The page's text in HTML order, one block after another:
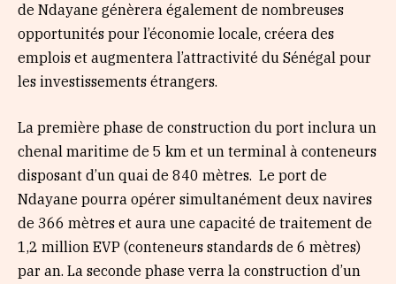
de Ndayane génèrera également de nombreuses
opportunités pour l’économie locale, créera des
emplois et augmentera l’attractivité du Sénégal pour
les investissements étrangers.
La première phase de construction du port inclura un
chenal maritime de 5 km et un terminal à conteneurs
disposant d’un quai de 840 mètres. Le port de
Ndayane pourra opérer simultanément deux navires
de 366 mètres et aura une capacité de traitement de
1,2 million EVP (conteneurs standards de 6 mètres)
par an. La seconde phase verra la construction d’un